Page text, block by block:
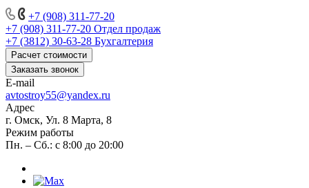
+7 (908) 311-77-20
+7 (908) 311-77-20 Отдел продаж
+7 (3812) 30-63-28 Бухгалтерия
Расчет стоимости
Заказать звонок
E-mail
avtostroy55@yandex.ru
Адрес
г. Омск, Ул. 8 Марта, 8
Режим работы
Пн. – Сб.: с 8:00 до 20:00